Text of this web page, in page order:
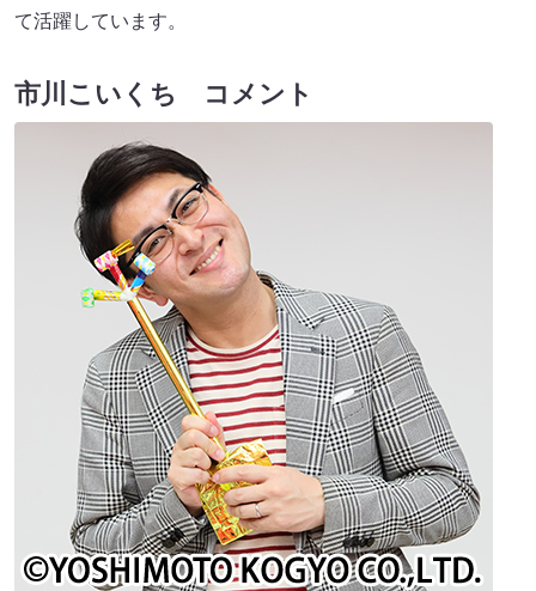
て活躍しています。
市川こいくち コメント